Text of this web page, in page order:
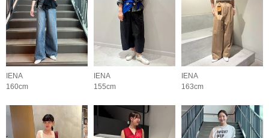
IENA
160cm
IENA
155cm
IENA
163cm